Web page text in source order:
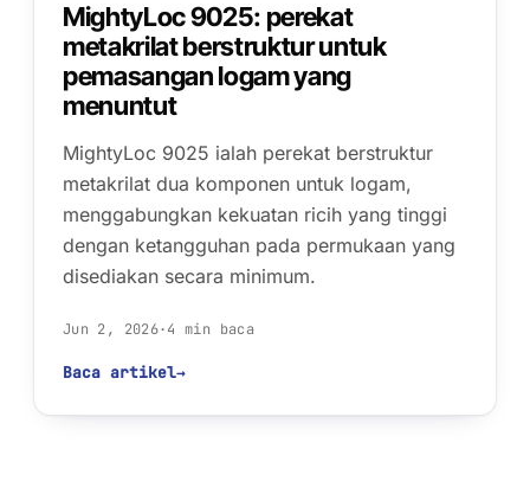
MightyLoc 9025: perekat
metakrilat berstruktur untuk
pemasangan logam yang
menuntut
MightyLoc 9025 ialah perekat berstruktur
metakrilat dua komponen untuk logam,
menggabungkan kekuatan ricih yang tinggi
dengan ketangguhan pada permukaan yang
disediakan secara minimum.
Jun 2, 2026·4 min baca
Baca artikel→